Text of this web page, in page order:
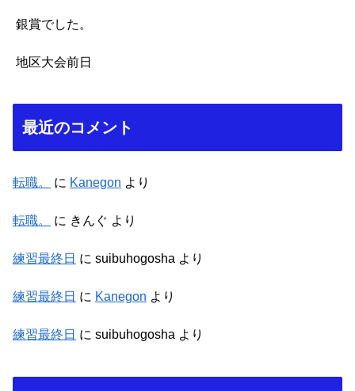
銀賞でした。
地区大会前日
最近のコメント
転職。 に Kanegon より
転職。 に きんぐ より
練習最終日 に suibuhogosha より
練習最終日 に Kanegon より
練習最終日 に suibuhogosha より